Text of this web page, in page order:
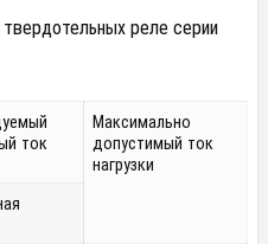
реле серии
ток
Максимально
допустимый ток
нагрузки